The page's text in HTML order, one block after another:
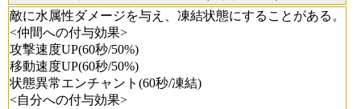
敵に水属性ダメージを与え、凍結状態にすることがある。
<仲間への付与効果>
攻撃速度UP(60秒/50%)
移動速度UP(60秒/50%)
状態異常エンチャント(60秒/凍結)
<自分への付与効果>